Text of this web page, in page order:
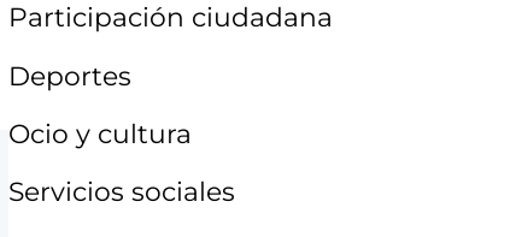
Participación ciudadana
Deportes
Ocio y cultura
Servicios sociales